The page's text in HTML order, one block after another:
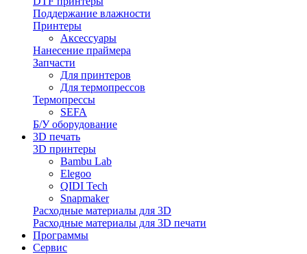
Поддержание влажности
Принтеры
Аксессуары
Нанесение праймера
Запчасти
Для принтеров
Для термопрессов
Термопрессы
SEFA
Б/У оборудование
3D печать
3D принтеры
Bambu Lab
Elegoo
QIDI Tech
Snapmaker
Расходные материалы для 3D
Расходные материалы для 3D печати
Программы
Сервис